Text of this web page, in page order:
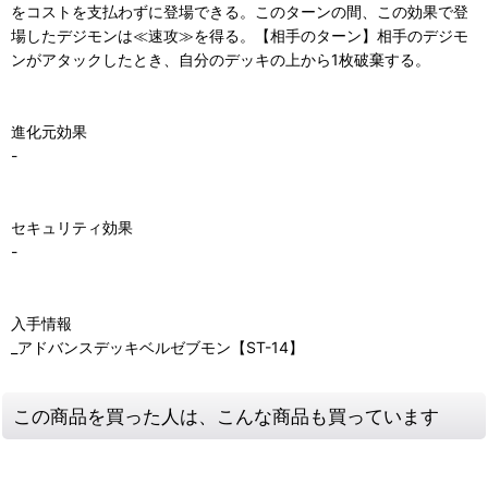
をコストを支払わずに登場できる。このターンの間、この効果で登
場したデジモンは≪速攻≫を得る。【相手のターン】相手のデジモ
ンがアタックしたとき、自分のデッキの上から1枚破棄する。
進化元効果
-
セキュリティ効果
-
入手情報
_アドバンスデッキベルゼブモン【ST-14】
この商品を買った人は、こんな商品も買っています